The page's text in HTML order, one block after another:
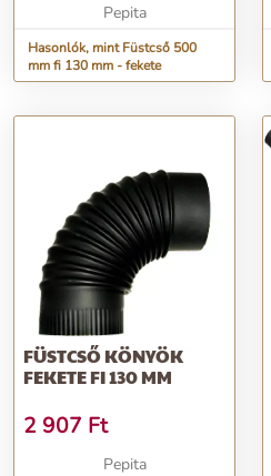
Pepita
Hasonlók, mint Füstcső 500
mm fi 130 mm - fekete
FÜSTCSŐ KÖNYÖK
FEKETE FI 130 MM
2 907 Ft
Pepita